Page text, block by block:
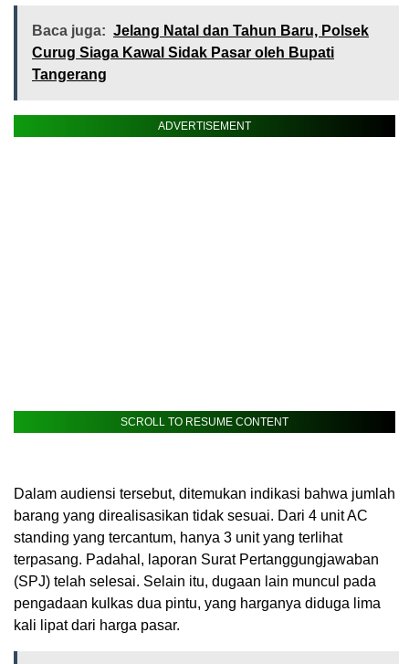
Baca juga: Jelang Natal dan Tahun Baru, Polsek
Curug Siaga Kawal Sidak Pasar oleh Bupati
Tangerang
ADVERTISEMENT
SCROLL TO RESUME CONTENT
Dalam audiensi tersebut, ditemukan indikasi bahwa jumlah
barang yang direalisasikan tidak sesuai. Dari 4 unit AC
standing yang tercantum, hanya 3 unit yang terlihat
terpasang. Padahal, laporan Surat Pertanggungjawaban
(SPJ) telah selesai. Selain itu, dugaan lain muncul pada
pengadaan kulkas dua pintu, yang harganya diduga lima
kali lipat dari harga pasar.